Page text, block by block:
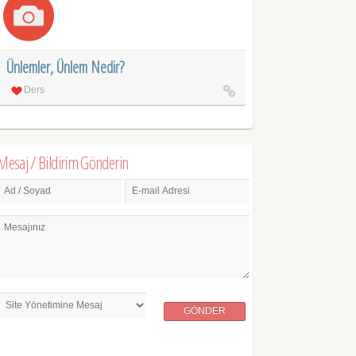
Ünlemler, Ünlem Nedir?
Ders
/ Bildirim Gönderin
Ad / Soyad E-mail Adresi
Mesajınız
GÖNDER